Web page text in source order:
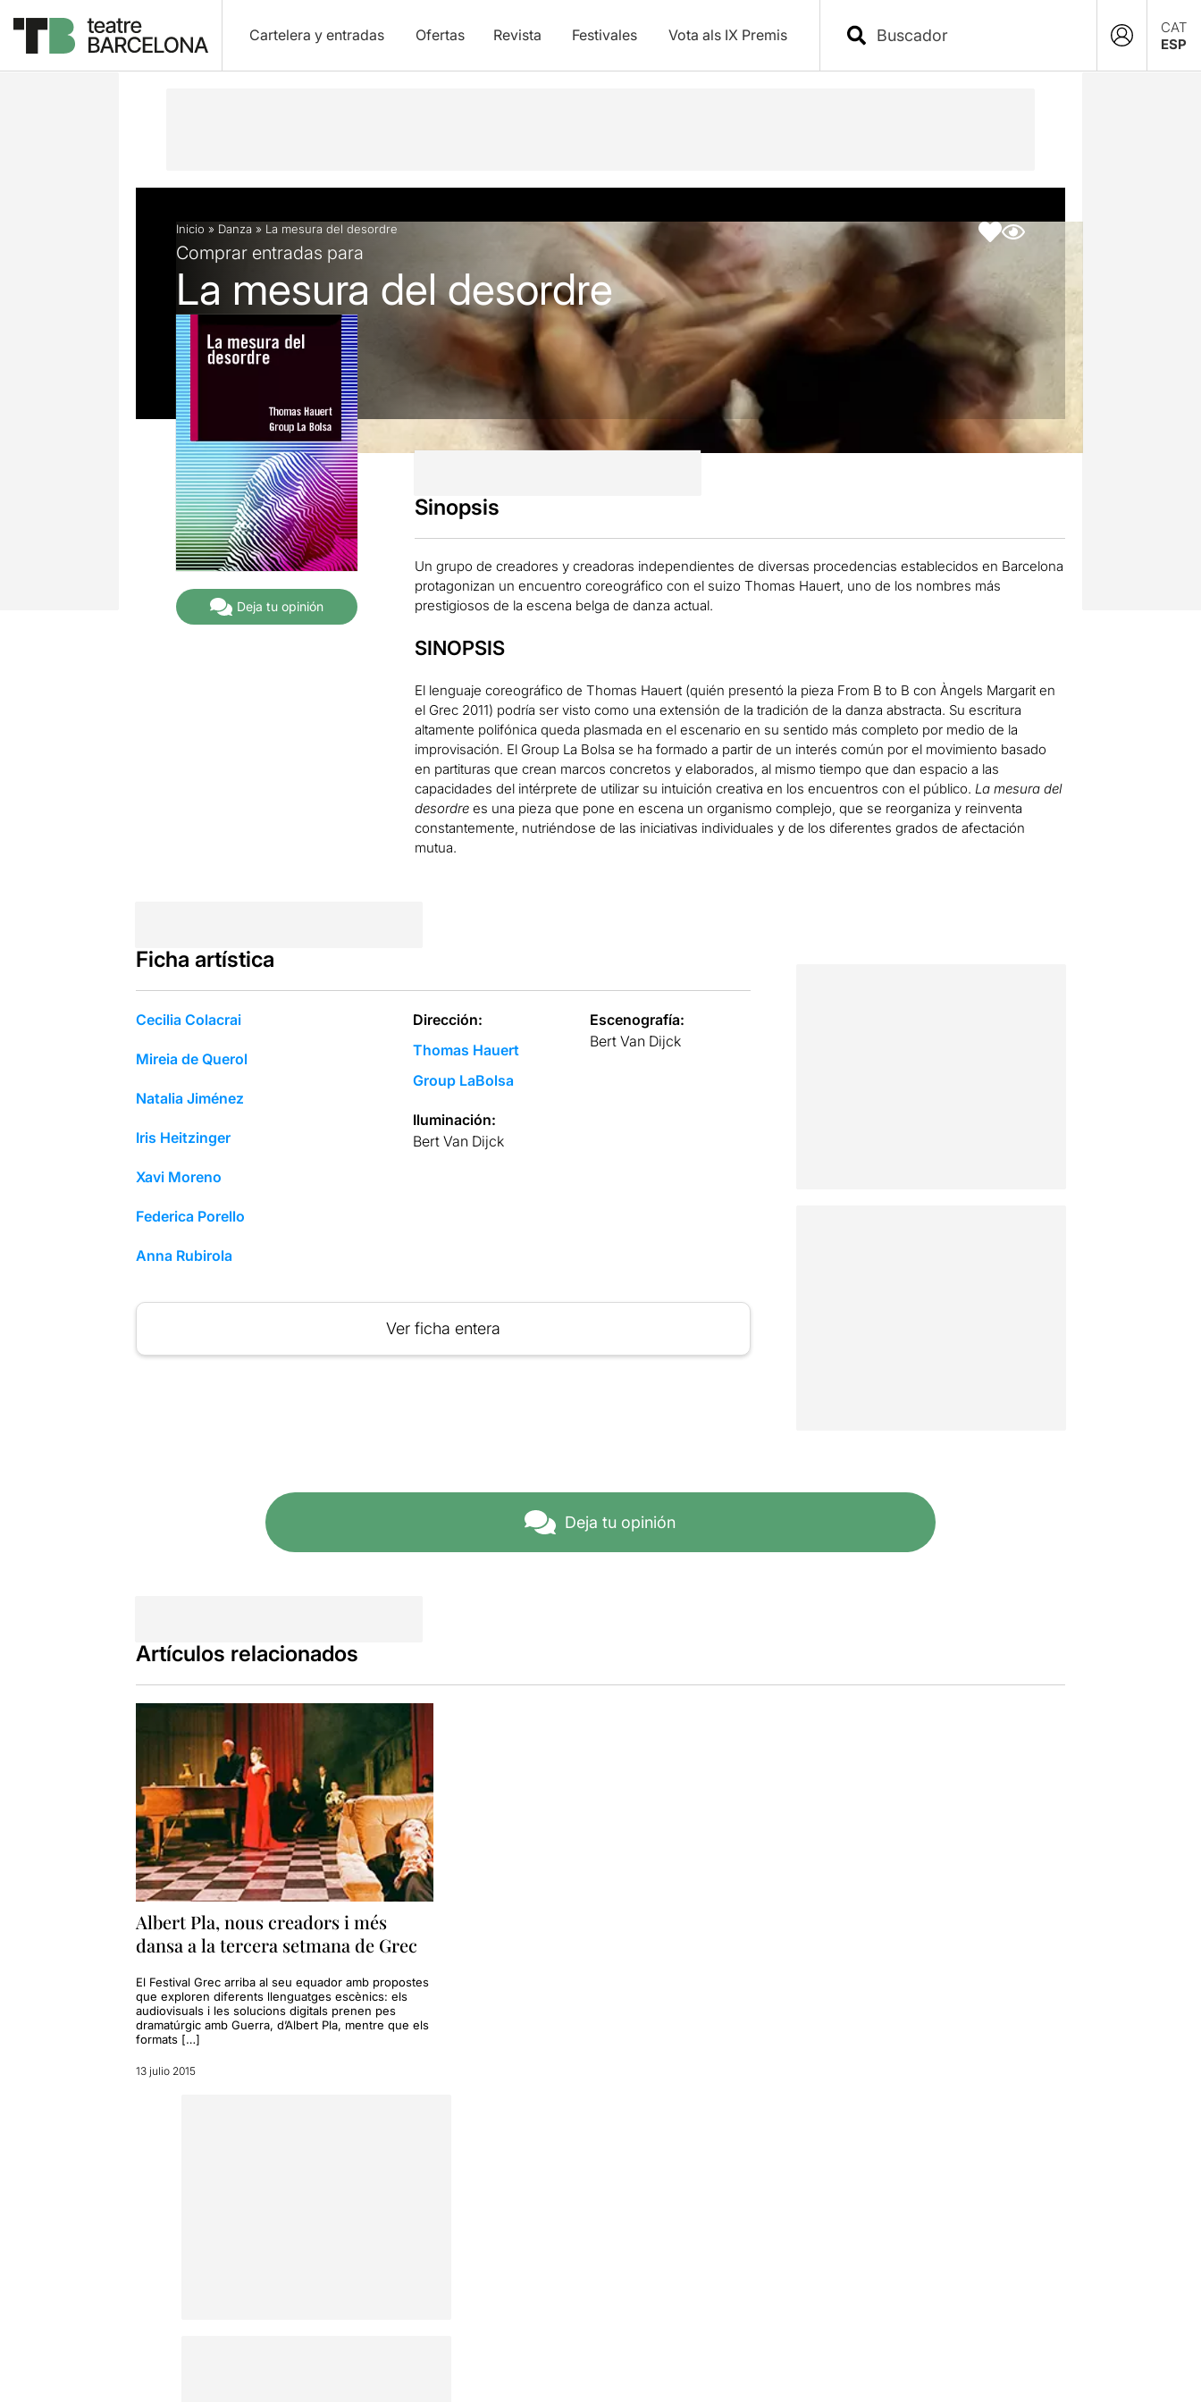
Cartelera y entradas Ofertas Revista Festivales Vota als IX Premis
CAT
ESP
Descripción Ficha artística Artículos
Inicio » Danza » La mesura del desordre
Comprar entradas para
La mesura del desordre
Deja tu opinión
Sinopsis
Un grupo de creadores y creadoras independientes de diversas procedencias establecidos en Barcelona
protagonizan un encuentro coreográfico con el suizo Thomas Hauert, uno de los nombres más
prestigiosos de la escena belga de danza actual.
SINOPSIS
El lenguaje coreográfico de Thomas Hauert (quién presentó la pieza From B to B con Àngels Margarit en
el Grec 2011) podría ser visto como una extensión de la tradición de la danza abstracta. Su escritura
altamente polifónica queda plasmada en el escenario en su sentido más completo por medio de la
improvisación. El Group La Bolsa se ha formado a partir de un interés común por el movimiento basado
en partituras que crean marcos concretos y elaborados, al mismo tiempo que dan espacio a las
capacidades del intérprete de utilizar su intuición creativa en los encuentros con el público. La mesura del
desordrees una pieza que pone en escena un organismo complejo, que se reorganiza y reinventa
constantemente, nutriéndose de las iniciativas individuales y de los diferentes grados de afectación
mutua.
Ficha artística
Cecilia Colacrai
Mireia de Querol
Natalia Jiménez
Iris Heitzinger
Xavi Moreno
Federica Porello
Anna Rubirola
Dirección:
Thomas Hauert
Group LaBolsa
Escenografía:
Bert Van Dijck
Iluminación:
Bert Van Dijck
Ver ficha entera
Deja tu opinión
Artículos relacionados
Albert Pla, nous creadors i més
dansa a la tercera setmana de Grec
El Festival Grec arriba al seu equador amb propostes
que exploren diferents llenguatges escènics: els
audiovisuals i les solucions digitals prenen pes
dramatúrgic amb Guerra, d’Albert Pla, mentre que els
formats […]
13 julio 2015